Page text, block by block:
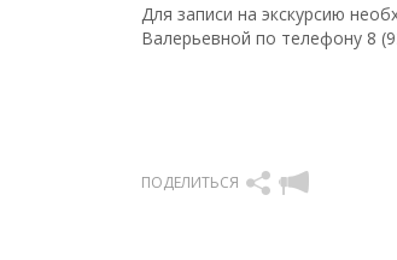
Для записи на экскурсию
Валерьевной по телефону 8
ПОДЕЛИТЬСЯ